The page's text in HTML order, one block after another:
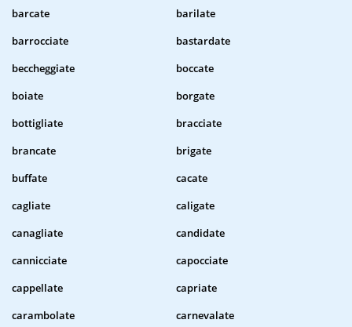
barcate
barilate
barrocciate
bastardate
beccheggiate
boccate
boiate
borgate
bottigliate
bracciate
brancate
brigate
buffate
cacate
cagliate
caligate
canagliate
candidate
cannicciate
capocciate
cappellate
capriate
carambolate
carnevalate